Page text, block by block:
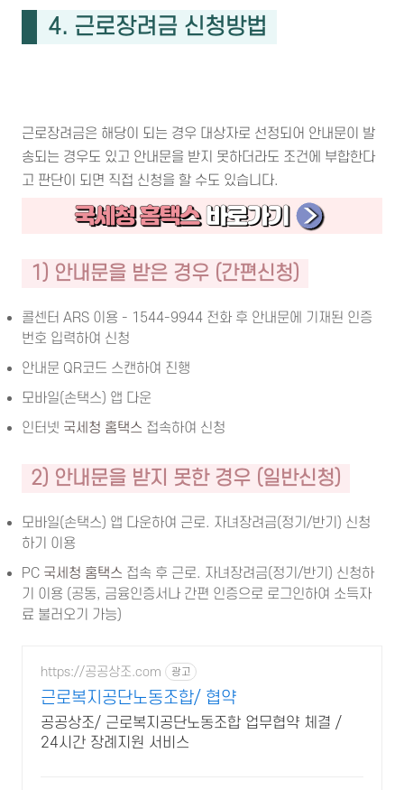
4. 근로장려금 신청방법
근로장려금은 해당이 되는 경우 대상자로 선정되어 안내문이 발
송되는 경우도 있고 안내문을 받지 못하더라도 조건에 부합한다
고 판단이 되면 직접 신청을 할 수도 있습니다.
1) 안내문을 받은 경우 (간편신청)
콜센터 ARS 이용 - 1544-9944 전화 후 안내문에 기재된 인증
번호 입력하여 신청
안내문 QR코드 스캔하여 진행
모바일(손택스) 앱 다운
인터넷 국세청 홈택스 접속하여 신청
2) 안내문을 받지 못한 경우 (일반신청)
모바일(손택스) 앱 다운하여 근로. 자녀장려금(정기/반기) 신청
하기 이용
PC 국세청 홈택스 접속 후 근로. 자녀장려금(정기/반기) 신청하
기 이용 (공동, 금융인증서나 간편 인증으로 로그인하여 소득자
료 불러오기 가능)
https://공공상조.com 광고
근로복지공단노동조합/ 협약
공공상조/ 근로복지공단노동조합 업무협약 체결 /
24시간 장례지원 서비스